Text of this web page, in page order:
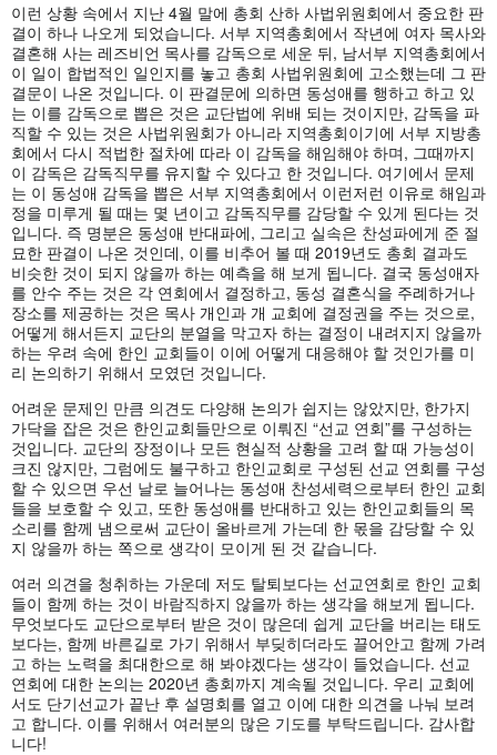
이런 상황 속에서 지난 4월 말에 총회 산하 사법위원회에서 중요한 판
결이 하나 나오게 되었습니다. 서부 지역총회에서 작년에 여자 목사와
결혼해 사는 레즈비언 목사를 감독으로 세운 뒤, 남서부 지역총회에서
이 일이 합법적인 일인지를 놓고 총회 사법위원회에 고소했는데 그 판
결문이 나온 것입니다. 이 판결문에 의하면 동성애를 행하고 하고 있
는 이를 감독으로 뽑은 것은 교단법에 위배 되는 것이지만, 감독을 파
직할 수 있는 것은 사법위원회가 아니라 지역총회이기에 서부 지방총
회에서 다시 적법한 절차에 따라 이 감독을 해임해야 하며, 그때까지
이 감독은 감독직무를 유지할 수 있다고 한 것입니다. 여기에서 문제
는 이 동성애 감독을 뽑은 서부 지역총회에서 이런저런 이유로 해임과
정을 미루게 될 때는 몇 년이고 감독직무를 감당할 수 있게 된다는 것
입니다. 즉 명분은 동성애 반대파에, 그리고 실속은 찬성파에게 준 절
묘한 판결이 나온 것인데, 이를 비추어 볼 때 2019년도 총회 결과도
비슷한 것이 되지 않을까 하는 예측을 해 보게 됩니다. 결국 동성애자
를 안수 주는 것은 각 연회에서 결정하고, 동성 결혼식을 주례하거나
장소를 제공하는 것은 목사 개인과 개 교회에 결정권을 주는 것으로,
어떻게 해서든지 교단의 분열을 막고자 하는 결정이 내려지지 않을까
하는 우려 속에 한인 교회들이 이에 어떻게 대응해야 할 것인가를 미
리 논의하기 위해서 모였던 것입니다.
어려운 문제인 만큼 의견도 다양해 논의가 쉽지는 않았지만, 한가지
가닥을 잡은 것은 한인교회들만으로 이뤄진 “선교 연회”를 구성하는
것입니다. 교단의 장정이나 모든 현실적 상황을 고려 할 때 가능성이
크진 않지만, 그럼에도 불구하고 한인교회로 구성된 선교 연회를 구성
할 수 있으면 우선 날로 늘어나는 동성애 찬성세력으로부터 한인 교회
들을 보호할 수 있고, 또한 동성애를 반대하고 있는 한인교회들의 목
소리를 함께 냄으로써 교단이 올바르게 가는데 한 몫을 감당할 수 있
지 않을까 하는 쪽으로 생각이 모이게 된 것 같습니다.
여러 의견을 청취하는 가운데 저도 탈퇴보다는 선교연회로 한인 교회
들이 함께 하는 것이 바람직하지 않을까 하는 생각을 해보게 됩니다.
무엇보다도 교단으로부터 받은 것이 많은데 쉽게 교단을 버리는 태도
보다는, 함께 바른길로 가기 위해서 부딪히더라도 끌어안고 함께 가려
고 하는 노력을 최대한으로 해 봐야겠다는 생각이 들었습니다. 선교
연회에 대한 논의는 2020년 총회까지 계속될 것입니다. 우리 교회에
서도 단기선교가 끝난 후 설명회를 열고 이에 대한 의견을 나눠 보려
고 합니다. 이를 위해서 여러분의 많은 기도를 부탁드립니다. 감사합
니다!